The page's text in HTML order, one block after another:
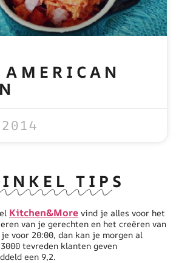
TIPS
Kitchen&More vind je alles voor het
van je gerechten en het creëren van
voor 20:00, dan kan je morgen al
tevreden klanten geven
een 9,2.